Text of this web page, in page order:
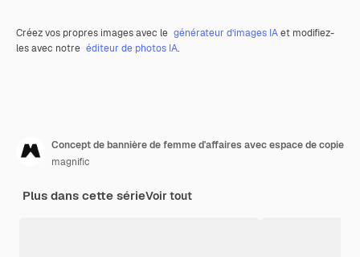
Créez vos propres images avec le générateur d’images IAet modifiez-
les avec notre éditeur de photos IA.
Concept de bannière de femme d'affaires avec espace de copie
magnific
Plus dans cette sérieVoir tout